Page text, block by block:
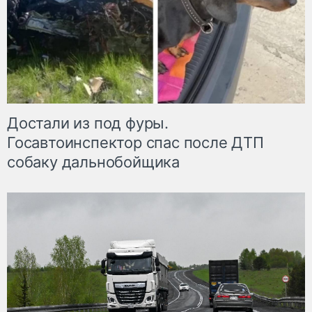
Достали из под фуры.
Госавтоинспектор спас после ДТП
собаку дальнобойщика